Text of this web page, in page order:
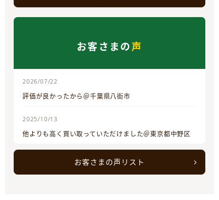
お客さまの声
2026/07/22
評価が良かったから＠千葉県八街市
2025/10/13
他よりも高く買い取っていただけました＠東京都中野区
お客さまの声リスト